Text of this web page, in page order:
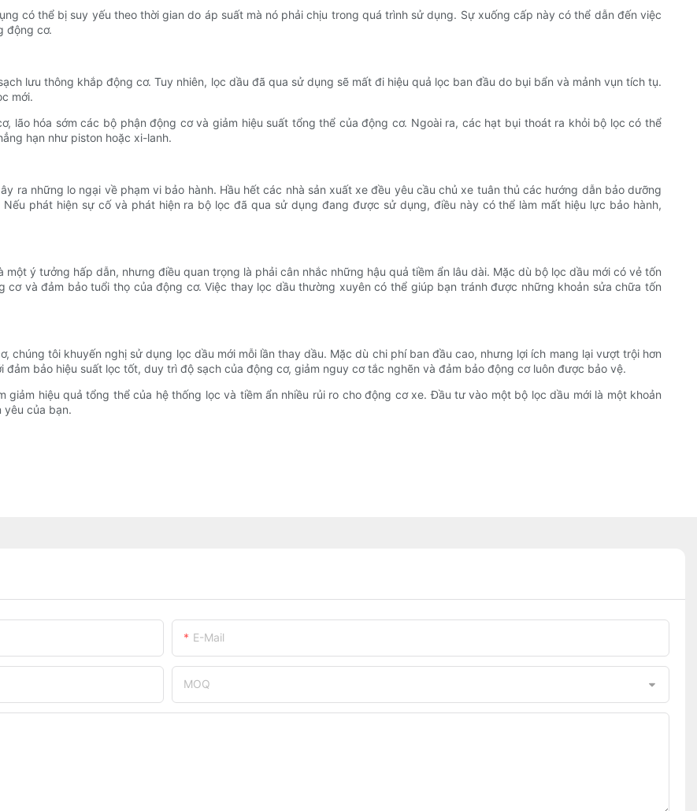
có thể bị suy yếu theo thời gian do áp suất mà nó phải chịu trong quá trình sử dụng. Sự xuống cấp này có thể dẫn đến việc
động cơ.
lưu thông khắp động cơ. Tuy nhiên, lọc dầu đã qua sử dụng sẽ mất đi hiệu quả lọc ban đầu do bụi bẩn và mảnh vụn tích tụ.
mới.
lão hóa sớm các bộ phận động cơ và giảm hiệu suất tổng thể của động cơ. Ngoài ra, các hạt bụi thoát ra khỏi bộ lọc có thể
hạn như piston hoặc xi-lanh.
ra những lo ngại về phạm vi bảo hành. Hầu hết các nhà sản xuất xe đều yêu cầu chủ xe tuân thủ các hướng dẫn bảo dưỡng
phát hiện sự cố và phát hiện ra bộ lọc đã qua sử dụng đang được sử dụng, điều này có thể làm mất hiệu lực bảo hành,
ý tưởng hấp dẫn, nhưng điều quan trọng là phải cân nhắc những hậu quả tiềm ẩn lâu dài. Mặc dù bộ lọc dầu mới có vẻ tốn
và đảm bảo tuổi thọ của động cơ. Việc thay lọc dầu thường xuyên có thể giúp bạn tránh được những khoản sửa chữa tốn
chúng tôi khuyến nghị sử dụng lọc dầu mới mỗi lần thay dầu. Mặc dù chi phí ban đầu cao, nhưng lợi ích mang lại vượt trội hơn
bảo hiệu suất lọc tốt, duy trì độ sạch của động cơ, giảm nguy cơ tắc nghẽn và đảm bảo động cơ luôn được bảo vệ.
hiệu quả tổng thể của hệ thống lọc và tiềm ẩn nhiều rủi ro cho động cơ xe. Đầu tư vào một bộ lọc dầu mới là một khoản
yêu của bạn.
E-Mail
MOQ